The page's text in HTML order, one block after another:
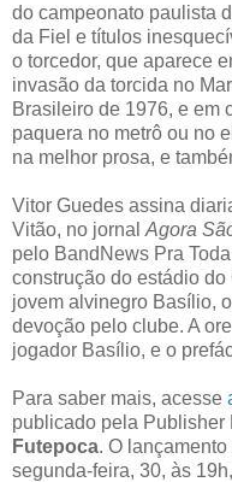
do campeonato paulista
da Fiel e títulos
o torcedor, que aparece
invasão da torcida no
Brasileiro de 1976, e em
paquera no metrô ou no
na melhor prosa, e
Vitor Guedes assina
Vitão, no jornal Agora
pelo BandNews Pra
construção do estádio
jovem alvinegro Basílio,
devoção pelo clube. A
jogador Basílio, e o
Para saber mais, acesse
publicado pela Publisher
Futepoca. O
segunda-feira, 30, às